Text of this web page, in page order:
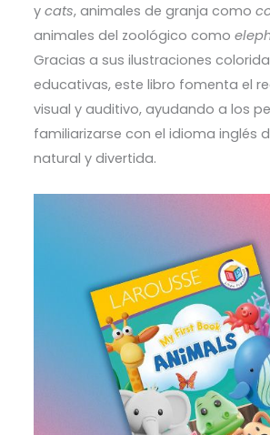
y cats, animales de granja como
animales del zoológico como
Gracias a sus ilustraciones
educativas, este libro fomenta el
visual y auditivo, ayudando a los
familiarizarse con el idioma inglés
natural y divertida.